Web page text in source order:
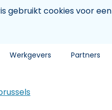
gebruikt cookies voor
Werkgevers Partners